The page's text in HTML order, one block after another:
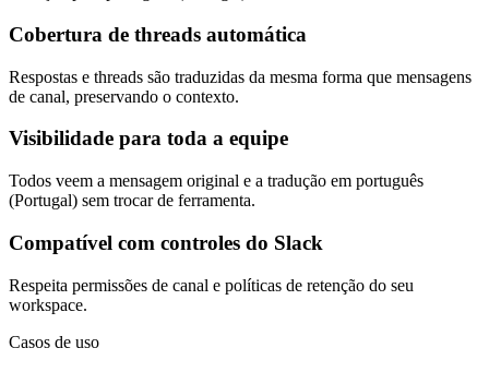
Cobertura de threads automática
Respostas e threads são traduzidas da mesma forma que mensagens
de canal, preservando o contexto.
Visibilidade para toda a equipe
Todos veem a mensagem original e a tradução em português
(Portugal) sem trocar de ferramenta.
Compatível com controles do Slack
Respeita permissões de canal e políticas de retenção do seu
workspace.
Casos de uso